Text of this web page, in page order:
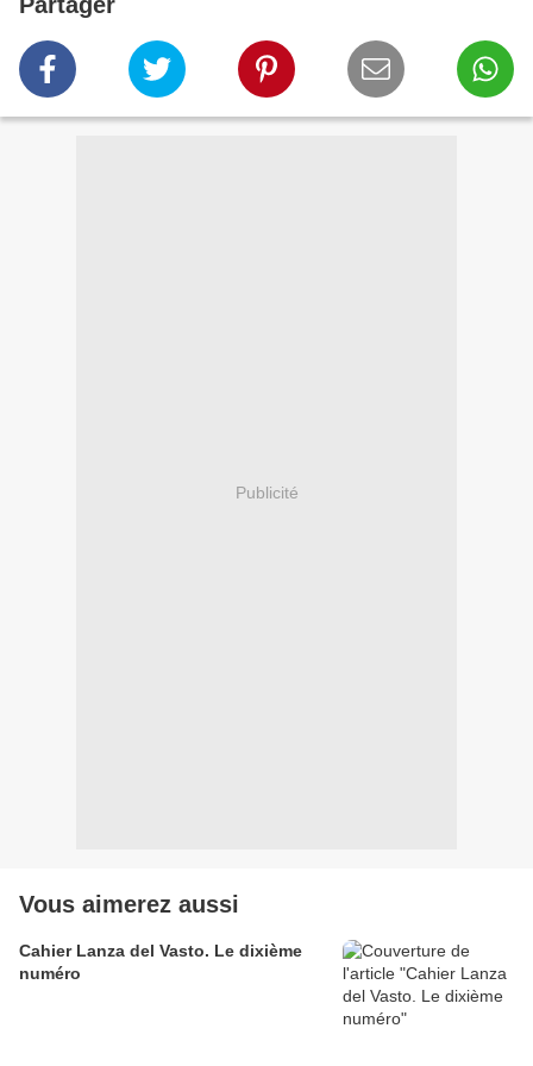
Publicité
Vous aimerez aussi
Cahier Lanza del Vasto. Le dixième
numéro